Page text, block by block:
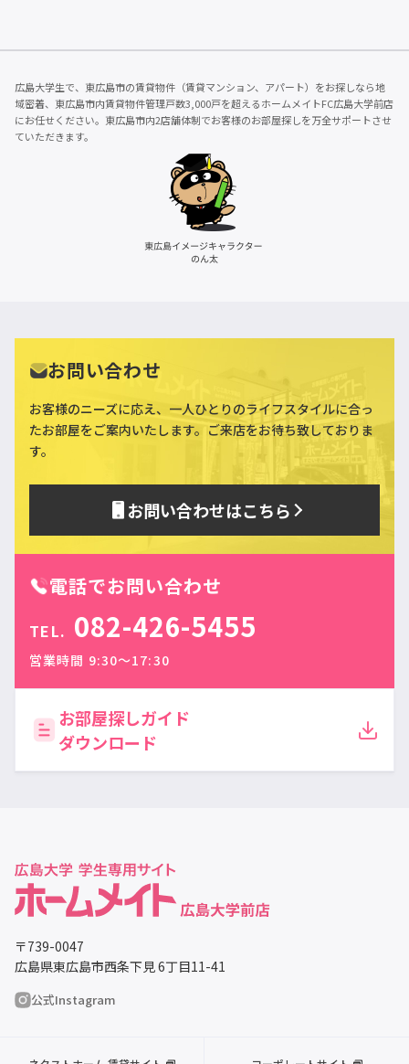
広島大学生で、東広島市の賃貸物件（賃貸マンション、アパート）をお探しなら地
域密着、東広島市内賃貸物件管理戸数3,000戸を超えるホームメイトFC広島大学前店
にお任せください。東広島市内2店舗体制でお客様のお部屋探しを万全サポートさせ
ていただきます。
お問い合わせ
お客様のニーズに応え、一人ひとりのライフスタイルに合っ
たお部屋をご案内いたします。ご来店をお待ち致しておりま
す。
お問い合わせはこちら
電話でお問い合わせ
TEL. 082-426-5455
営業時間 9:30〜17:30
お部屋探しガイド
ダウンロード
〒739-0047
広島県東広島市西条下見 6丁目11-41
公式Instagram